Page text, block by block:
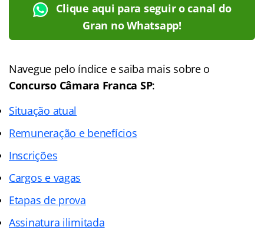
Clique aqui para seguir o canal do
Gran no Whatsapp!
Navegue pelo índice e saiba mais sobre o
Concurso Câmara Franca SP:
Situação atual
Remuneração e benefícios
Inscrições
Cargos e vagas
Etapas de prova
Assinatura ilimitada